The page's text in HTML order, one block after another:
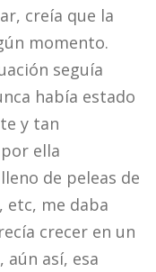
creía que la
momento.
seguía
había estado
y tan
ella
de peleas de
etc, me daba
crecer en un
aún así, esa